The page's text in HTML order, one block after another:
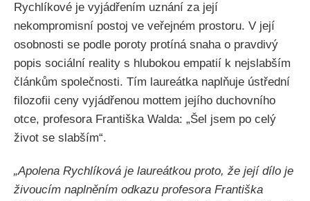
Rychlíkové je vyjádřením uznání za její
nekompromisní postoj ve veřejném prostoru. V její
osobnosti se podle poroty protíná snaha o pravdivý
popis sociální reality s hlubokou empatií k nejslabším
článkům společnosti. Tím laureátka naplňuje ústřední
filozofii ceny vyjádřenou mottem jejího duchovního
otce, profesora Františka Walda: „Šel jsem po celý
život se slabším“.
„Apolena Rychlíková je laureátkou proto, že její dílo je
živoucím naplněním odkazu profesora Františka